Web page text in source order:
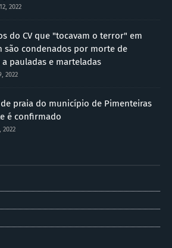
2022
do CV que "tocavam o terror" em
são condenados por morte de
pauladas e marteladas
2022
de praia do município de Pimenteiras
é confirmado
2022